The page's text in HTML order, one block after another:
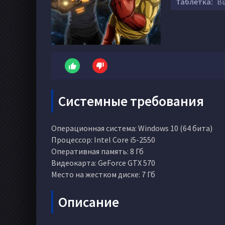
Системные требования
Операционная система: Windows 10 (64 бита)
Процессор: Intel Core i5-2550
Оперативная память: 8 Гб
Видеокарта: GeForce GTX 570
Место на жестком диске: 7 Гб
Описание